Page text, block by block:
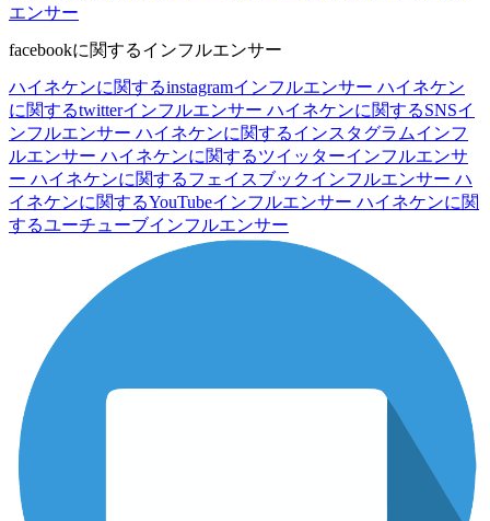
エンサー
facebookに関するインフルエンサー
ハイネケンに関するinstagramインフルエンサー ハイネケン
に関するtwitterインフルエンサー ハイネケンに関するSNSイ
ンフルエンサー ハイネケンに関するインスタグラムインフ
ルエンサー ハイネケンに関するツイッターインフルエンサ
ー ハイネケンに関するフェイスブックインフルエンサー ハ
イネケンに関するYouTubeインフルエンサー ハイネケンに関
するユーチューブインフルエンサー